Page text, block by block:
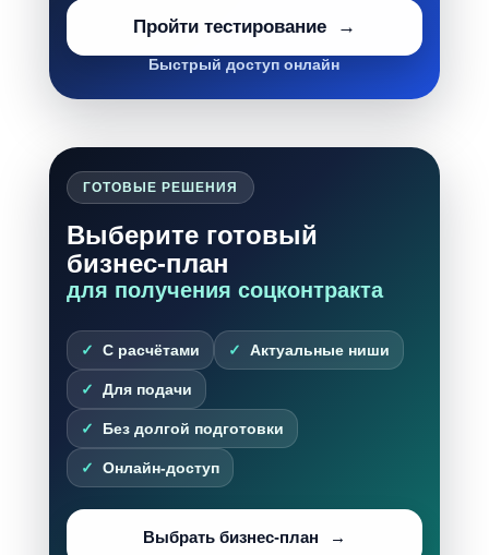
Пройти тестирование
Быстрый доступ онлайн
ГОТОВЫЕ РЕШЕНИЯ
Выберите готовый
бизнес-план
для получения соцконтракта
С расчётами Актуальные ниши
Для подачи
Без долгой подготовки
Онлайн-доступ
Выбрать бизнес-план